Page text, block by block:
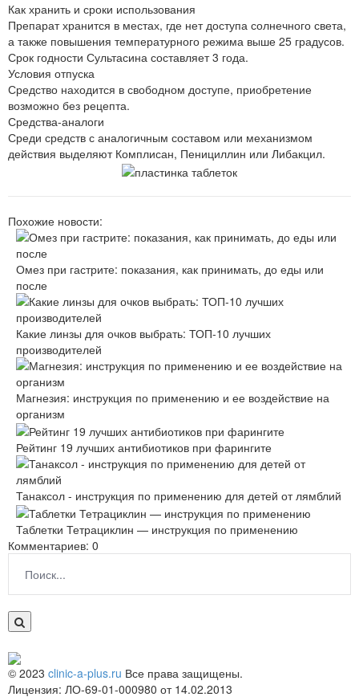
Как хранить и сроки использования
Препарат хранится в местах, где нет доступа солнечного света,
а также повышения температурного режима выше 25 градусов.
Срок годности Сультасина составляет 3 года.
Условия отпуска
Средство находится в свободном доступе, приобретение
возможно без рецепта.
Средства-аналоги
Среди средств с аналогичным составом или механизмом
действия выделяют Комплисан, Пенициллин или Либакцил.
Похожие новости:
Омез при гастрите: показания, как принимать, до еды или
после
Какие линзы для очков выбрать: ТОП-10 лучших
производителей
Магнезия: инструкция по применению и ее воздействие на
организм
Рейтинг 19 лучших антибиотиков при фарингите
Танаксол - инструкция по применению для детей от лямблий
Таблетки Тетрациклин — инструкция по применению
Комментариев: 0
© 2023 clinic-a-plus.ru Все права защищены.
Лицензия: ЛО-69-01-000980 от 14.02.2013